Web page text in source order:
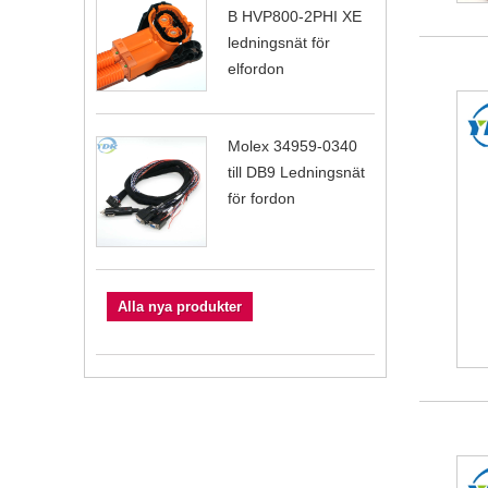
B HVP800-2PHI XE
ledningsnät för
elfordon
Molex 34959-0340
till DB9 Ledningsnät
för fordon
Alla nya produkter